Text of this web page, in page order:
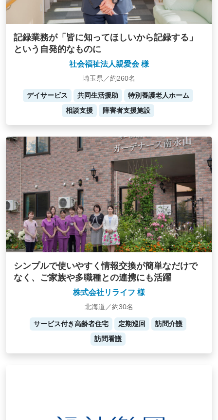
記録業務が「皆に知ってほしいから記録する」
という自発的なものに
社会福祉法人親愛会 様
埼玉県／約260名
デイサービス 共同生活援助
特別養護老人ホーム
相談支援
障害者支援施設
シンプルで使いやすく情報交換が簡単なだけで
なく、ご家族や多職種との連携にも活躍
株式会社リライフ 様
北海道／約30名
サービス付き高齢者住宅 定期巡回
訪問介護
訪問看護